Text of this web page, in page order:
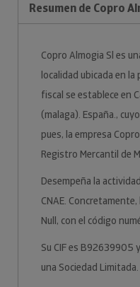
Resumen de Copro
Copro Almogia Sl es
localidad ubicada en la
fiscal se establece en
(malaga). España.,
pues, la empresa
Registro Mercantil de
Desempeña la
CNAE.
Null, con el código
Su CIF es B92639905
una Sociedad Limitada.